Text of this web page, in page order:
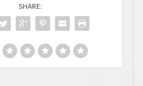
SHARE: